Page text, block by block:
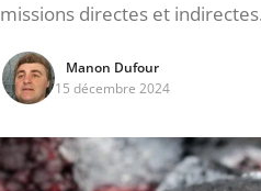
directes et
Manon Dufour
15 décembre 2024